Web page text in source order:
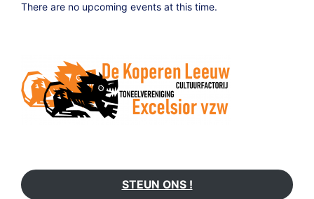
There are no upcoming events at this time.
STEUN ONS !